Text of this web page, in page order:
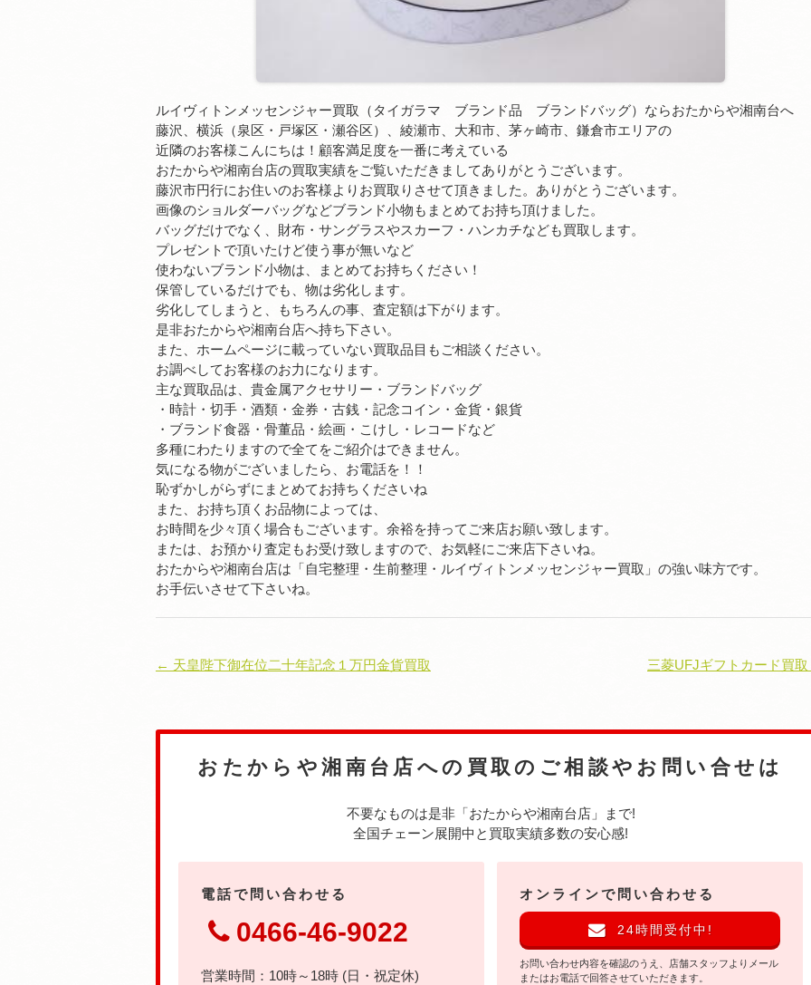
ルイヴィトンメッセンジャー買取（タイガラマ ブランド品 ブランドバッグ）ならおたからや湘南台へ
藤沢、横浜（泉区・戸塚区・瀬谷区）、綾瀬市、大和市、茅ヶ崎市、鎌倉市エリアの
近隣のお客様こんにちは！顧客満足度を一番に考えている
おたからや湘南台店の買取実績をご覧いただきましてありがとうございます。
藤沢市円行にお住いのお客様よりお買取りさせて頂きました。ありがとうございます。
画像のショルダーバッグなどブランド小物もまとめてお持ち頂けました。
バッグだけでなく、財布・サングラスやスカーフ・ハンカチなども買取します。
プレゼントで頂いたけど使う事が無いなど
使わないブランド小物は、まとめてお持ちください！
保管しているだけでも、物は劣化します。
劣化してしまうと、もちろんの事、査定額は下がります。
是非おたからや湘南台店へ持ち下さい。
また、ホームページに載っていない買取品目もご相談ください。
お調べしてお客様のお力になります。
主な買取品は、貴金属アクセサリー・ブランドバッグ
・時計・切手・酒類・金券・古銭・記念コイン・金貨・銀貨
・ブランド食器・骨董品・絵画・こけし・レコードなど
多種にわたりますので全てをご紹介はできません。
気になる物がございましたら、お電話を！！
恥ずかしがらずにまとめてお持ちくださいね
また、お持ち頂くお品物によっては、
お時間を少々頂く場合もございます。余裕を持ってご来店お願い致します。
または、お預かり査定もお受け致しますので、お気軽にご来店下さいね。
おたからや湘南台店は「自宅整理・生前整理・ルイヴィトンメッセンジャー買取」の強い味方です。
お手伝いさせて下さいね。
← 天皇陛下御在位二十年記念１万円金貨買取 三菱UFJギフトカード買
おたからや湘南台店への 買取のご相談やお問い合せは
不要なものは是非「おたからや湘南台店」まで!
全国チェーン展開中と買取実績多数の安心感!
電話で問い合わせる
0466-46-9022
営業時間：10時～18時 (日・祝定休)
オンラインで問い合わせる
24時間受付中!
お問い合わせ内容を確認のうえ、店舗スタッフよりメール
またはお電話で回答させていただきます。